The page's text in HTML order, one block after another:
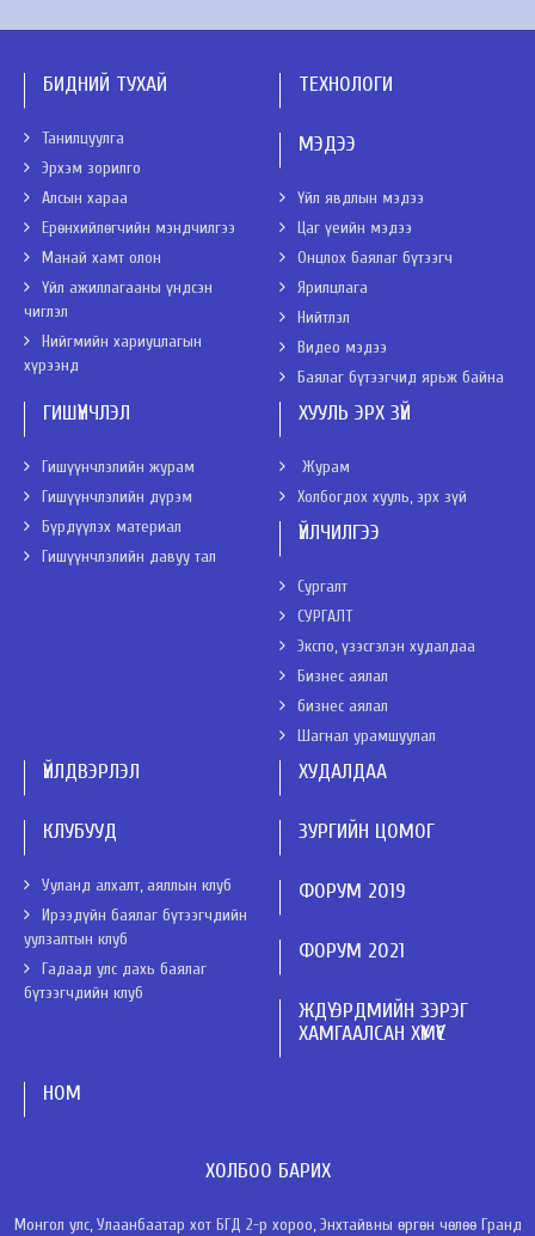
БИДНИЙ ТУХАЙ
Танилцуулга
Эрхэм зорилго
Алсын хараа
Ерөнхийлөгчийн мэндчилгээ
Манай хамт олон
Үйл ажиллагааны үндсэн
чиглэл
Нийгмийн хариуцлагын
хүрээнд
ТЕХНОЛОГИ
МЭДЭЭ
Үйл явдлын мэдээ
Цаг үеийн мэдээ
Онцлох баялаг бүтээгч
Ярилцлага
Нийтлэл
Видео мэдээ
Баялаг бүтээгчид ярьж байна
ГИШҮҮНЧЛЭЛ
Гишүүнчлэлийн журам
Гишүүнчлэлийн дүрэм
Бүрдүүлэх материал
Гишүүнчлэлийн давуу тал
ХУУЛЬ ЭРХ ЗҮЙ
Журам
Холбогдох хууль, эрх зүй
ҮЙЛЧИЛГЭЭ
Сургалт
СУРГАЛТ
Экспо, үзэсгэлэн худалдаа
Бизнес аялал
бизнес аялал
Шагнал урамшуулал
ҮЙЛДВЭРЛЭЛ ХУДАЛДАА
КЛУБУУД
Ууланд алхалт, аяллын клуб
Ирээдүйн баялаг бүтээгчдийн
уулзалтын клуб
Гадаад улс дахь баялаг
бүтээгчдийн клуб
ЗУРГИЙН ЦОМОГ
ФОРУМ 2019
ФОРУМ 2021
ЖДҮ ЭРДМИЙН ЗЭРЭГ
ХАМГААЛСАН ХҮМҮҮС
НОМ
ХОЛБОО БАРИХ
Монгол улс, Улаанбаатар хот БГД 2-р хороо, Энхтайвны өргөн чөлөө Гранд